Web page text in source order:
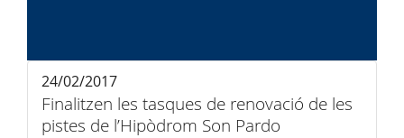
Finalitzen les tasques de renovació de les
pistes de l’Hipòdrom Son Pardo
24/02/2017